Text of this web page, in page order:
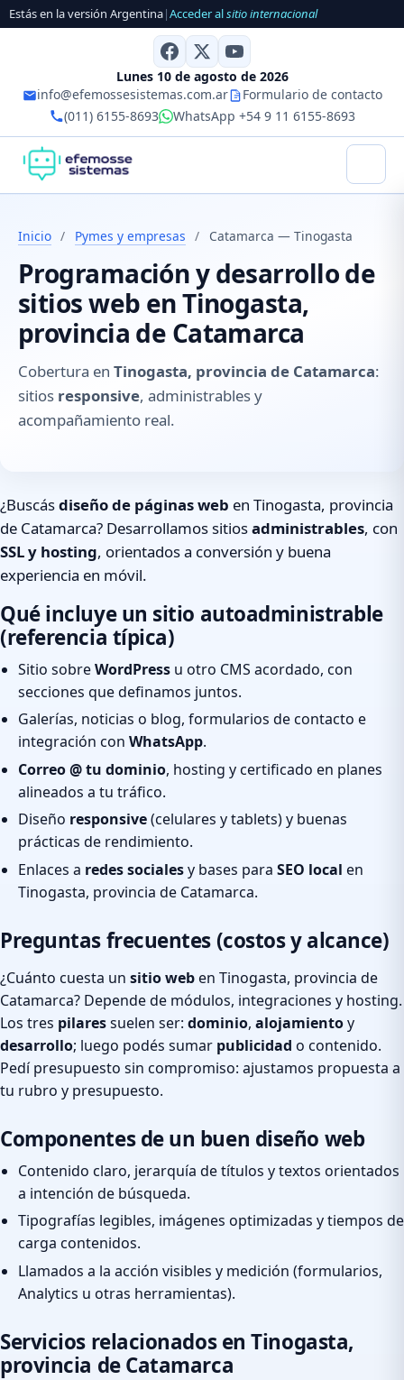
Estás en la versión Argentina|Acceder alsitio internacional
Lunes 10 de agosto de 2026
info@efemossesistemas.com.ar
Formulario de contacto
(011) 6155-8693
WhatsApp +54 9 11 6155-8693
Inicio / Pymes y empresas / Catamarca — Tinogasta
Programación y desarrollo de
sitios web en Tinogasta,
provincia de Catamarca
Cobertura en Tinogasta, provincia de Catamarca:
sitios responsive, administrables y
acompañamiento real.
¿Buscásdiseño de páginas web en Tinogasta, provincia
de Catamarca? Desarrollamos sitiosadministrables, con
SSL y hosting, orientados a conversión y buena
experiencia en móvil.
Qué incluye un sitio autoadministrable
(referencia típica)
Sitio sobreWordPress u otro CMS acordado, con
secciones que definamos juntos.
Galerías, noticias o blog, formularios de contacto e
integración con WhatsApp.
Correo @ tu dominio, hosting y certificado en planes
alineados a tu tráfico.
Diseño responsive(celulares y tablets) y buenas
prácticas de rendimiento.
Enlaces a redes socialesy bases para SEO local en
Tinogasta, provincia de Catamarca.
Preguntas frecuentes (costos y alcance)
¿Cuánto cuesta un sitio weben Tinogasta, provincia de
Catamarca? Depende de módulos, integraciones y hosting.
Los tres pilaressuelen ser: dominio, alojamientoy
desarrollo; luego podés sumar publicidad o contenido.
Pedí presupuesto sin compromiso: ajustamos propuesta a
tu rubro y presupuesto.
Componentes de un buen diseño web
Contenido claro, jerarquía de títulos y textos orientados
a intención de búsqueda.
Tipografías legibles, imágenes optimizadas y tiempos de
carga contenidos.
Llamados a la acción visibles y medición (formularios,
Analytics u otras herramientas).
Servicios relacionados en Tinogasta,
provincia de Catamarca